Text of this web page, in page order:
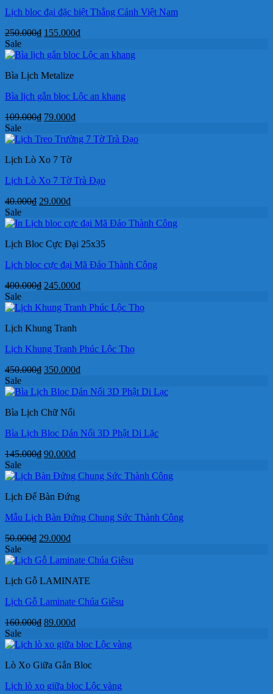
Lịch bloc đại đặc biệt Thắng Cảnh Việt Nam
250.000₫ Giá
là:
155.000₫Giá
tại
Sale
Bìa Lịch Metalize
Bìa lịch gắn bloc Lộc an khang
109.000₫ Giá
là:
79.000₫Giá
tại
Sale
Lịch Lò Xo 7 Tờ
Lịch Lò Xo 7 Tờ Trà Đạo
40.000₫ Giá
là:
29.000₫Giá
tại
29.000₫.
Sale
Lịch Bloc Cực Đại 25x35
Lịch bloc cực đại Mã Đáo Thành Công
400.000₫ Giá
là:
245.000₫Giá
tại
Sale
Lịch Khung Tranh
Lịch Khung Tranh Phúc Lộc Thọ
450.000₫ Giá
là:
350.000₫Giá
tại
Sale
Bìa Lịch Chữ Nổi
Bìa Lịch Bloc Dán Nổi 3D Phật Di Lặc
145.000₫ Giá
là:
90.000₫Giá
tại
90.000₫.
Sale
Lịch Để Bàn Đứng
Mẫu Lịch Bàn Đứng Chung Sức Thành Công
50.000₫ Giá
là:
29.000₫Giá
tại
29.000₫.
Sale
Lịch Gỗ LAMINATE
Lịch Gỗ Laminate Chúa Giêsu
160.000₫ Giá
là:
89.000₫Giá
tại
89.000₫.
Sale
Lò Xo Giữa Gắn Bloc
Lịch lò xo giữa bloc Lộc vàng